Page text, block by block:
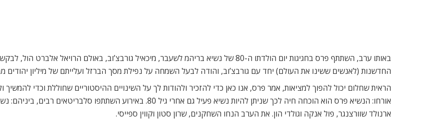
באותו ערב, השתתף פרס בחגיגות יום הולדתו ה-80 של נשיא בריהמ לשעבר, מיכאיל גורבצ’וב, באולם
החדשנות (לאנשים ששינו את העולם) יחד עם גורבצ’וב, והודה לבעל השמחה על נפילת מסך הברזל ועלייתם של מיליון יהודים
הראית שחלום יכול להפוך למציאות, אמר פרס, אנו כאן כדי להזכיר ולהודות לך על השינויים ההיסטוריים שחוללת וכדי
אורחו: הנשיא פרס הוא הוכחה חיה לכך שניתן להיות נשיא פעיל גם אחרי גיל 80.
ארנולד שוורצנגר, פול אנקה וגולדי הון. את הערב הנחו השחקנים, שרון סטון וקווין ספייסי.